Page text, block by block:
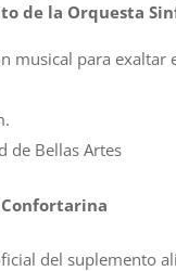
de la Orquesta
musical para
de Bellas Artes
del suplemento